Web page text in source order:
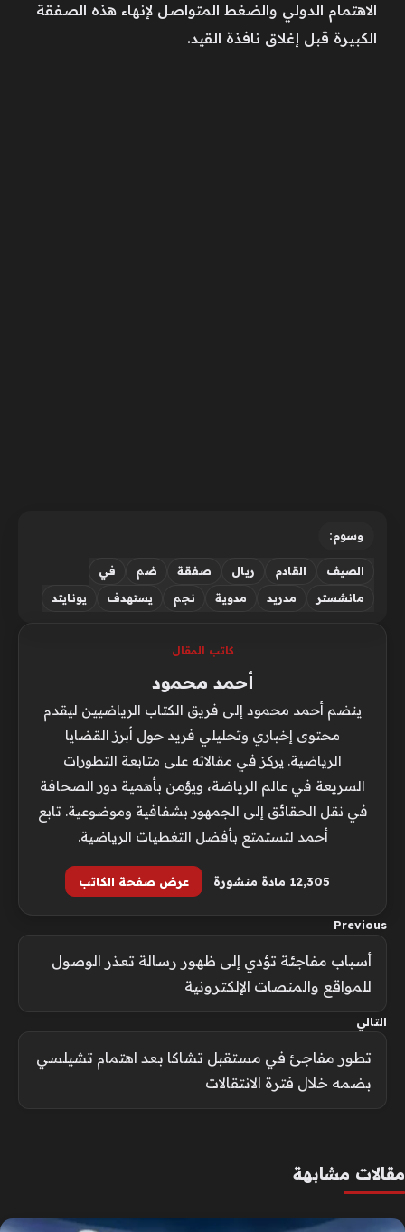
الاهتمام الدولي والضغط المتواصل لإنهاء هذه الصفقة
الكبيرة قبل إغلاق نافذة القيد.
وسوم:
الصيف القادم ريال صفقة ضم
في
مانشستر
مدريد مدوية نجم يستهدف يونايتد
كاتب المقال
أحمد محمود
ينضم أحمد محمود إلى فريق الكتاب الرياضيين ليقدم
محتوى إخباري وتحليلي فريد حول أبرز القضايا
الرياضية. يركز في مقالاته على متابعة التطورات
السريعة في عالم الرياضة، ويؤمن بأهمية دور الصحافة
في نقل الحقائق إلى الجمهور بشفافية وموضوعية. تابع
أحمد لتستمتع بأفضل التغطيات الرياضية.
12٬305 مادة منشورة عرض صفحة الكاتب
Previous
أسباب مفاجئة تؤدي إلى ظهور رسالة تعذر الوصول
للمواقع والمنصات الإلكترونية
التالي
تطور مفاجئ في مستقبل تشاكا بعد اهتمام تشيلسي
بضمه خلال فترة الانتقالات
مقالات مشابهة